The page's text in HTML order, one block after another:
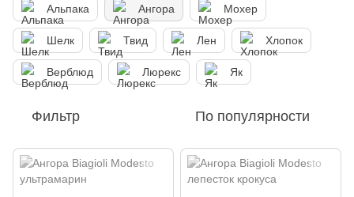
Альпака Ангора Мохер
Шелк Твид Лен Хлопок
Верблюд Люрекс Як
Фильтр По популярности